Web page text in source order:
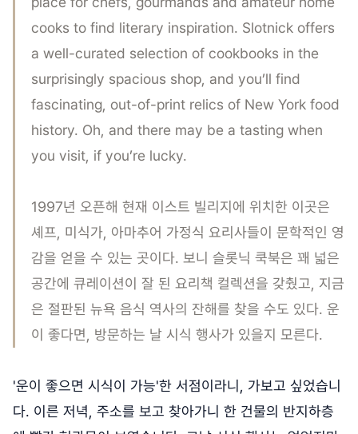
cooks to find literary inspiration. Slotnick offers
a well-curated selection of cookbooks in the
surprisingly spacious shop, and you’ll find
fascinating, out-of-print relics of New York food
history. Oh, and there may be a tasting when
you visit, if you’re lucky.
1997년 오픈해 현재 이스트 빌리지에 위치한 이곳은
셰프, 미식가, 아마추어 가정식 요리사들이 문학적인 영
감을 얻을 수 있는 곳이다. 보니 슬롯닉 쿡북은 꽤 넓은
공간에 큐레이션이 잘 된 요리책 컬렉션을 갖췄고, 지금
은 절판된 뉴욕 음식 역사의 잔해를 찾을 수도 있다. 운
이 좋다면, 방문하는 날 시식 행사가 있을지 모른다.
'운이 좋으면 시식이 가능'한 서점이라니, 가보고 싶었습니
다. 이른 저녁, 주소를 보고 찾아가니 한 건물의 반지하층